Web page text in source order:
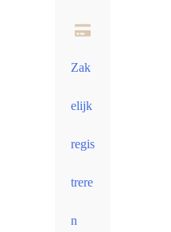
Zak
elijk
regis
trere
n